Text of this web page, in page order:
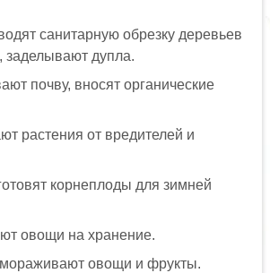
санитарную обрезку деревьев
заделывают дупла.
почву, вносят органические
растения от вредителей и
корнеплоды для зимней
овощи на хранение.
овощи и фрукты.